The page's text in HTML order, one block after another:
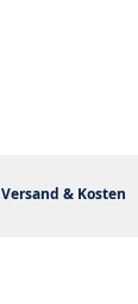
Versand & Kosten